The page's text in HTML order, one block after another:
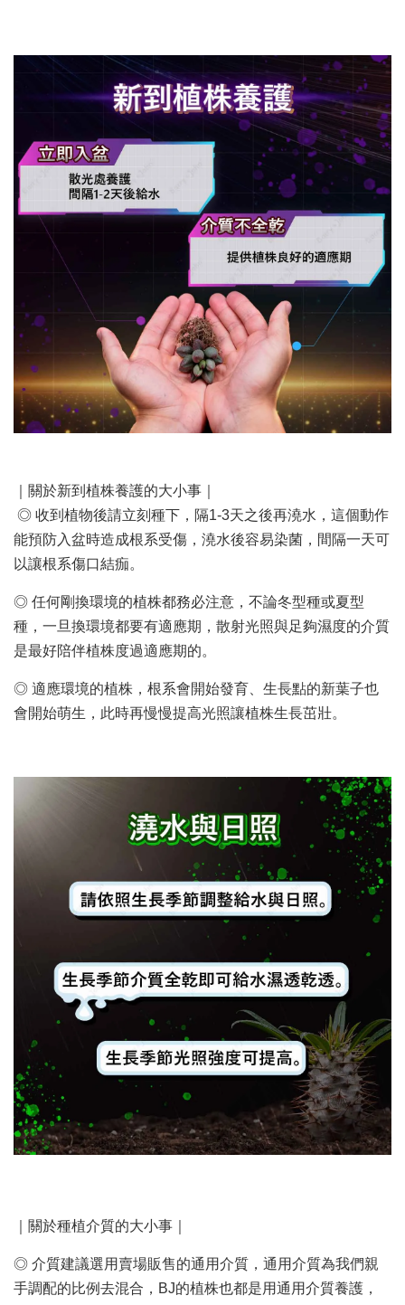
｜關於新到植株養護的大小事｜
◎ 收到植物後請立刻種下，隔1-3天之後再澆水，這個動作
能預防入盆時造成根系受傷，澆水後容易染菌，間隔一天可
以讓根系傷口結痂。
◎ 任何剛換環境的植株都務必注意，不論冬型種或夏型
種，一旦換環境都要有適應期，散射光照與足夠濕度的介質
是最好陪伴植株度過適應期的。
◎ 適應環境的植株，根系會開始發育、生長點的新葉子也
會開始萌生，此時再慢慢提高光照讓植株生長茁壯。
｜關於種植介質的大小事｜
◎ 介質建議選用賣場販售的通用介質，通用介質為我們親
手調配的比例去混合，BJ的植株也都是用通用介質養護，